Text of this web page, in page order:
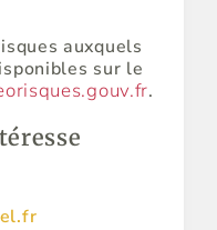
auxquels
sur le
.